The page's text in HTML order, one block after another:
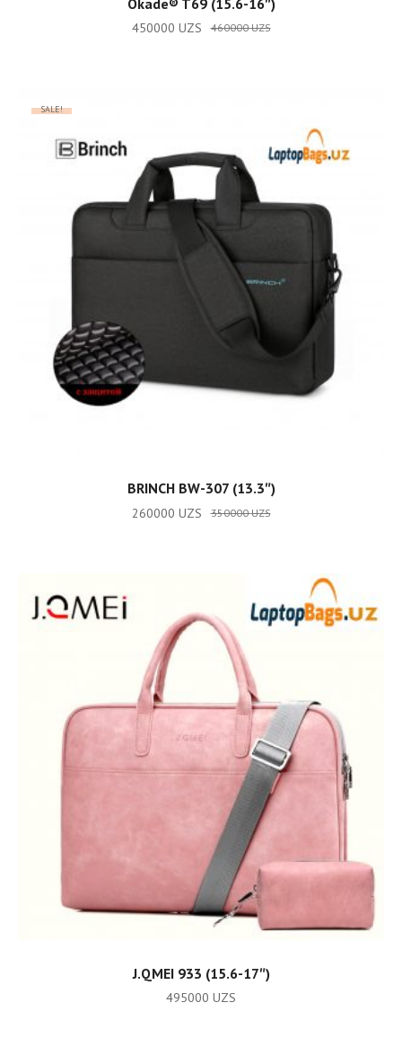
Okade®️ T69 (15.6-16″)
460000UZS
450000 UZS
SALE!
ADD TO CART
BRINCH BW-307 (13.3″)
350000UZS
260000 UZS
ADD TO CART
J.QMEI 933 (15.6-17″)
495000 UZS